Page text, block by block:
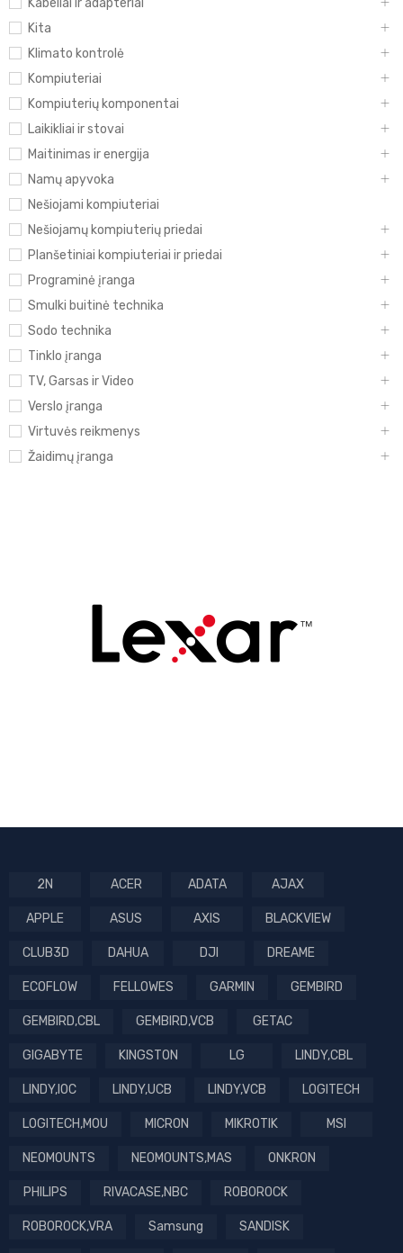
Kabeliai ir adapteriai
Kita
Klimato kontrolė
Kompiuteriai
Kompiuterių komponentai
Laikikliai ir stovai
Maitinimas ir energija
Namų apyvoka
Nešiojami kompiuteriai
Nešiojamų kompiuterių priedai
Planšetiniai kompiuteriai ir priedai
Programinė įranga
Smulki buitinė technika
Sodo technika
Tinklo įranga
TV, Garsas ir Video
Verslo įranga
Virtuvės reikmenys
Žaidimų įranga
2N ACER ADATA AJAX
APPLE ASUS AXIS BLACKVIEW
CLUB3D DAHUA DJI DREAME
ECOFLOW FELLOWES GARMIN GEMBIRD
GEMBIRD,CBL GEMBIRD,VCB GETAC
GIGABYTE KINGSTON LG LINDY,CBL
LINDY,IOC LINDY,UCB LINDY,VCB LOGITECH
LOGITECH,MOU MICRON MIKROTIK MSI
NEOMOUNTS NEOMOUNTS,MAS ONKRON
PHILIPS RIVACASE,NBC ROBOROCK
ROBOROCK,VRA Samsung SANDISK